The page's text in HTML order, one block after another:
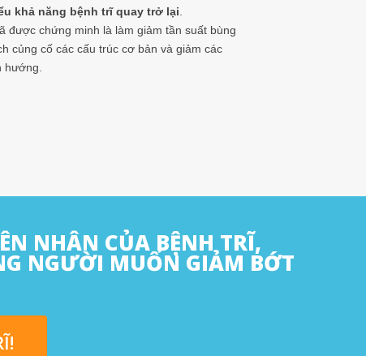
khả năng bệnh trĩ quay trở lại.
được chứng minh là làm giảm tần suất bùng
củng cố các cấu trúc cơ bản và giảm các
hướng.
NHÂN CỦA BỆNH TRĨ,
NGƯỜI MUỐN GIẢM BỚT